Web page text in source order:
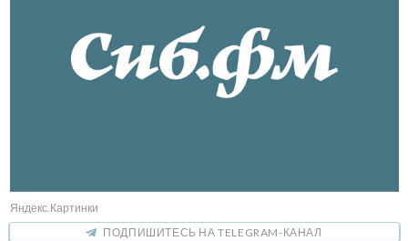
Яндекс.Картинки
ПОДПИШИТЕСЬ НА TELEGRAM-КАНАЛ